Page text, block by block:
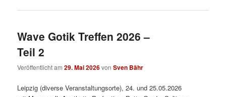
Wave Gotik Treffen 2026 –
Teil 2
Veröffentlicht am29. Mai 2026vonSven Bähr
Leipzig (diverse Veranstaltungsorte), 24. und 25.05.2026